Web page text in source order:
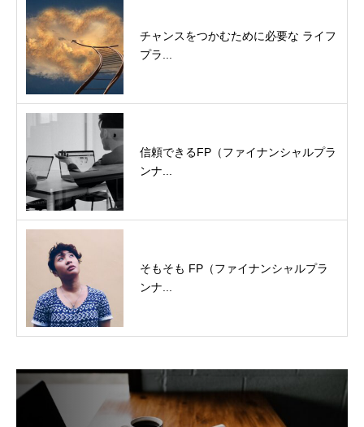
チャンスをつかむために必要な ライフ
プラ...
信頼できるFP（ファイナンシャルプラ
ンナ...
そもそも FP（ファイナンシャルプラ
ンナ...